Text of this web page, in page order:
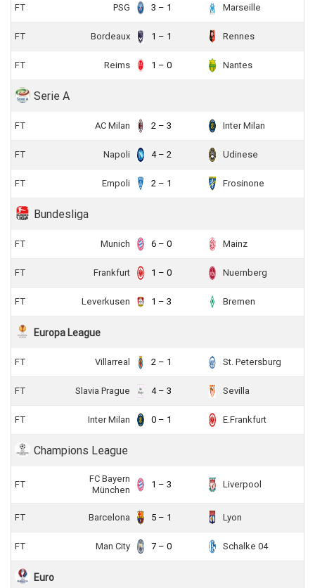
FT PSG 3 – 1 Marseille
FT Bordeaux 1 – 1 Rennes
FT Reims 1 – 0 Nantes
Serie A
FT AC Milan 2 – 3 Inter Milan
FT Napoli 4 – 2 Udinese
FT Empoli 2 – 1 Frosinone
Bundesliga
FT Munich 6 – 0 Mainz
FT Frankfurt 1 – 0 Nuernberg
FT Leverkusen 1 – 3 Bremen
Europa League
FT Villarreal 2 – 1 St. Petersburg
FT Slavia Prague 4 – 3 Sevilla
FT Inter Milan 0 – 1 E.Frankfurt
Champions League
FT
FC Bayern
München
1 – 3 Liverpool
FT Barcelona 5 – 1 Lyon
FT Man City 7 – 0 Schalke 04
Euro